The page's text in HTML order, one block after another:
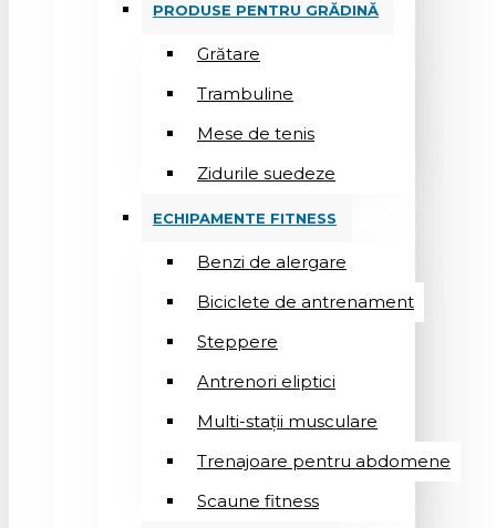
PRODUSE PENTRU GRĂDINĂ
Grătare
Trambuline
Mese de tenis
Zidurile suedeze
ECHIPAMENTE FITNESS
Benzi de alergare
Biciclete de antrenament
Steppere
Antrenori eliptici
Multi-stații musculare
Trenajoare pentru abdomene
Scaune fitness